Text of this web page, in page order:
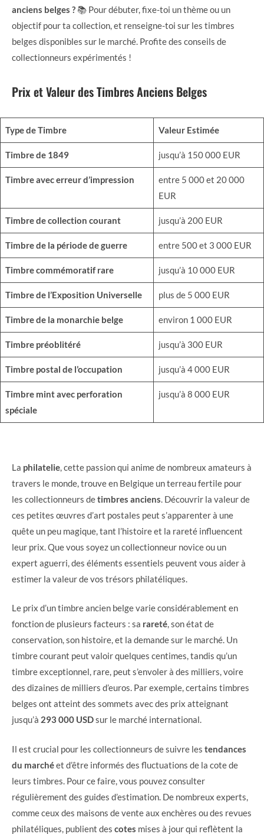
anciens belges ? 📚 Pour débuter, fixe-toi un thème ou un
objectif pour ta collection, et renseigne-toi sur les timbres
belges disponibles sur le marché. Profite des conseils de
collectionneurs expérimentés !
Prix et Valeur des Timbres Anciens Belges
Type de Timbre Valeur Estimée
Timbre de 1849 jusqu’à 150 000 EUR
Timbre avec erreur d’impression
entre 5 000 et 20 000
EUR
Timbre de collection courant jusqu’à 200 EUR
Timbre de la période de guerre entre 500 et 3 000 EUR
Timbre commémoratif rare jusqu’à 10 000 EUR
Timbre de l’Exposition Universelle plus de 5 000 EUR
Timbre de la monarchie belge environ 1 000 EUR
Timbre préoblitéré jusqu’à 300 EUR
Timbre postal de l’occupation jusqu’à 4 000 EUR
Timbre mint avec perforation
spéciale
jusqu’à 8 000 EUR
La philatelie, cette passion qui anime de nombreux amateurs à
travers le monde, trouve en Belgique un terreau fertile pour
les collectionneurs detimbres anciens. Découvrir la valeur de
ces petites œuvres d’art postales peut s’apparenter à une
quête un peu magique, tant l’histoire et la rareté influencent
leur prix. Que vous soyez un collectionneur novice ou un
expert aguerri, des éléments essentiels peuvent vous aider à
estimer la valeur de vos trésors philatéliques.
Le prix d’un timbre ancien belge varie considérablement en
fonction de plusieurs facteurs : sa rareté, son état de
conservation, son histoire, et la demande sur le marché. Un
timbre courant peut valoir quelques centimes, tandis qu’un
timbre exceptionnel, rare, peut s’envoler à des milliers, voire
des dizaines de milliers d’euros. Par exemple, certains timbres
belges ont atteint des sommets avec des prix atteignant
jusqu’à 293 000 USDsur le marché international.
Il est crucial pour les collectionneurs de suivre les tendances
du marchéet d’être informés des fluctuations de la cote de
leurs timbres. Pour ce faire, vous pouvez consulter
régulièrement des guides d’estimation. De nombreux experts,
comme ceux des maisons de vente aux enchères ou des revues
philatéliques, publient des cotes mises à jour qui reflètent la